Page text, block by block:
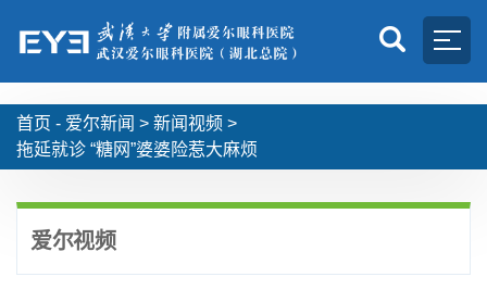
首页 - 爱尔新闻 > 新闻视频 >
拖延就诊 “糖网”婆婆险惹大麻烦
爱尔视频